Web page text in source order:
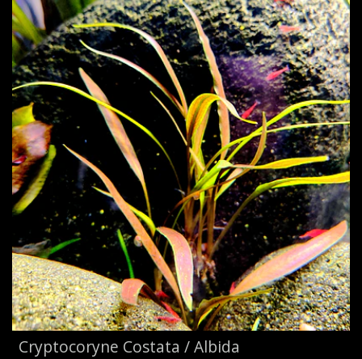
Cryptocoryne Costata / Albida